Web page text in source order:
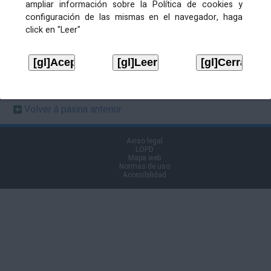
ampliar información sobre la Política de cookies y
configuración de las mismas en el navegador, haga
click en "Leer"
publicación
en Boletín
18/03/2022
Volver á páxina anterior
Aviso legal
LOPD
Mapa web
Normas de uso
Accesibilidad